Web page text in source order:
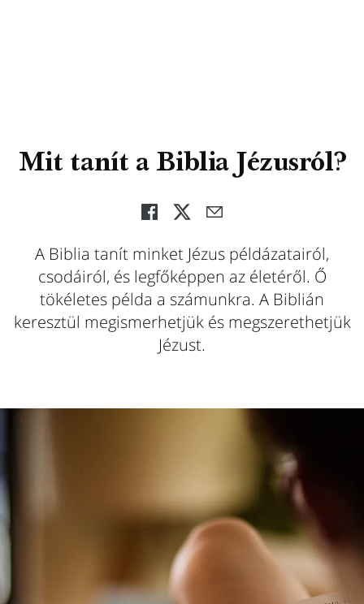
Mit tanít a Biblia Jézusról?
A Biblia tanít minket Jézus példázatairól,
csodáiról, és legfőképpen az életéről. Ő
tökéletes példa a számunkra. A Biblián
keresztül megismerhetjük és megszerethetjük
Jézust.